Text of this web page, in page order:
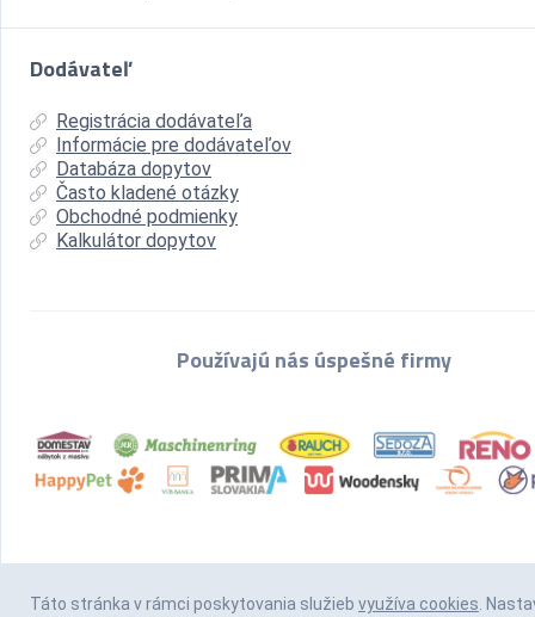
Dodávateľ
Registrácia dodávateľa
Informácie pre dodávateľov
Databáza dopytov
Často kladené otázky
Obchodné podmienky
Kalkulátor dopytov
Používajú nás úspešné firmy
Táto stránka v rámci poskytovania služieb využíva cookies.